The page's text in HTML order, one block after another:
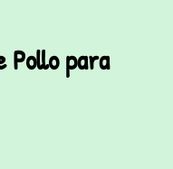
Pollo para